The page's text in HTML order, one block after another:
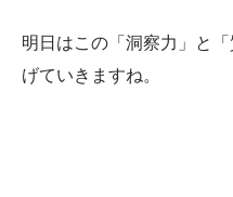
明日はこの「洞察力」と
げていきますね。